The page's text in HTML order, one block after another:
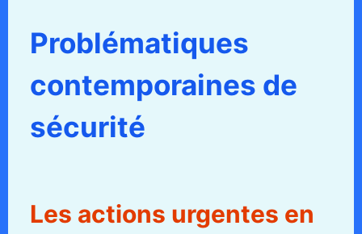
Problématiques
contemporaines de
sécurité
Les actions urgentes en